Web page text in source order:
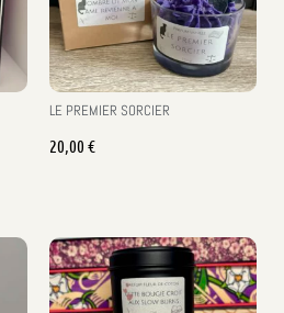
LE PREMIER SORCIER
20,00 €